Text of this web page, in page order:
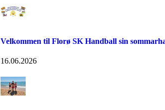
Velkommen til Florø SK Handball sin
16.06.2026